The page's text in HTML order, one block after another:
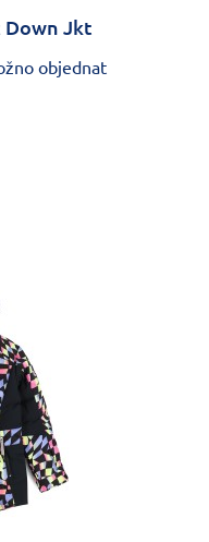
Down Jkt
objednat